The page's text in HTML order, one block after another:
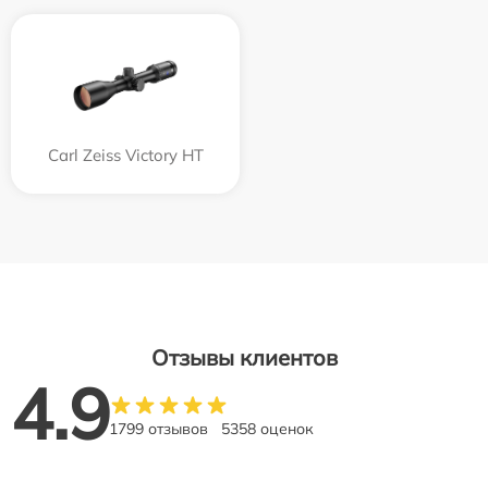
Carl Zeiss Victory HT
Отзывы клиентов
4.91799 отзывов 5358 оценок